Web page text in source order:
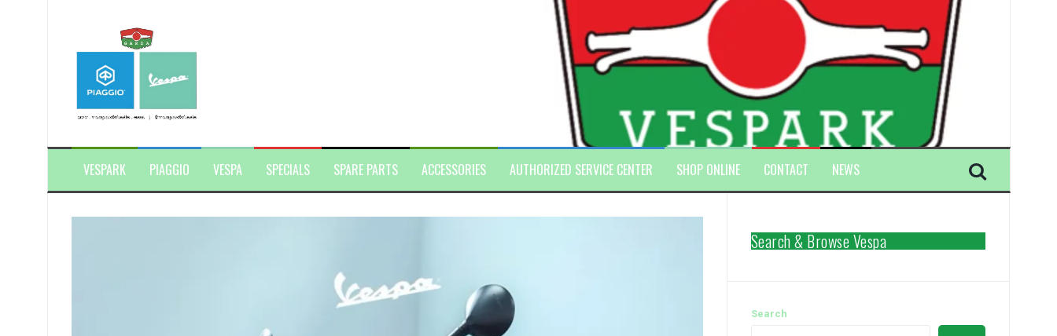
VESPARK PIAGGIO VESPA SPECIALS SPARE PARTS ACCESSORIES AUTHORIZED SERVICE CENTER SHOP ONLINE CONTACT NEWS
Search & Browse Vespa
Search